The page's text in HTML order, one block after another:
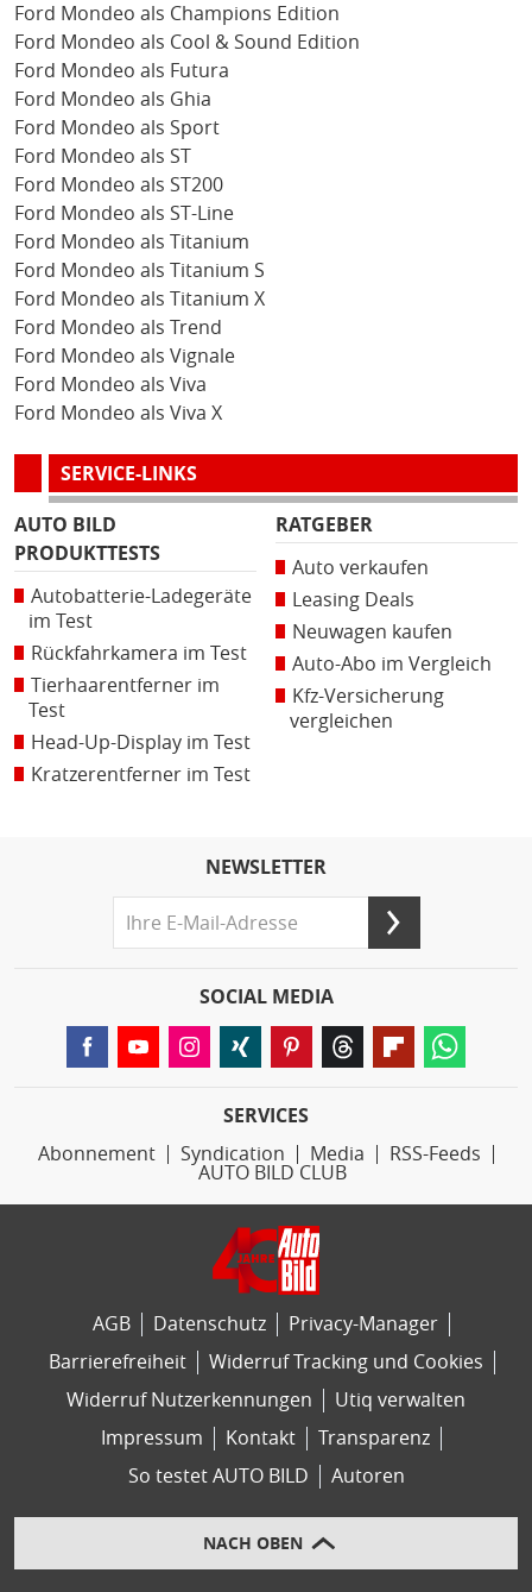
Ford Mondeo als Champions Edition
Ford Mondeo als Cool & Sound Edition
Ford Mondeo als Futura
Ford Mondeo als Ghia
Ford Mondeo als Sport
Ford Mondeo als ST
Ford Mondeo als ST200
Ford Mondeo als ST-Line
Ford Mondeo als Titanium
Ford Mondeo als Titanium S
Ford Mondeo als Titanium X
Ford Mondeo als Trend
Ford Mondeo als Vignale
Ford Mondeo als Viva
Ford Mondeo als Viva X
SERVICE-LINKS
AUTO BILD
PRODUKTTESTS
Autobatterie-Ladegeräte
im Test
Rückfahrkamera im Test
Tierhaarentferner im
Test
Head-Up-Display im Test
Kratzerentferner im Test
RATGEBER
Auto verkaufen
Leasing Deals
Neuwagen kaufen
Auto-Abo im Vergleich
Kfz-Versicherung
vergleichen
NEWSLETTER
SOCIAL MEDIA
SERVICES
Abonnement
Syndication Media
RSS-Feeds
AUTO BILD CLUB
AGB Datenschutz
Privacy-Manager
Barrierefreiheit
Widerruf Tracking und Cookies
Widerruf Nutzerkennungen
Utiq verwalten
Impressum
Kontakt
Transparenz
So testet AUTO BILD
Autoren
NACH OBEN